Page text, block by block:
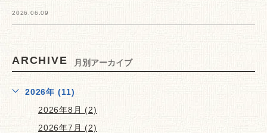
2026.06.09
ARCHIVE 月別アーカイブ
2026年 (11)
2026年8月 (2)
2026年7月 (2)